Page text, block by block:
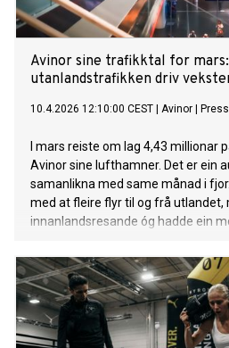
Avinor sine trafikktal for
utanlandstrafikken driv
10.4.2026 12:10:00 CEST Avinor
I mars reiste om lag 4,43 millionar
Avinor sine lufthamner. Det er ein
samanlikna med same månad i
med at fleire flyr til og frå utlandet,
innanlandsresande óg hadde ein